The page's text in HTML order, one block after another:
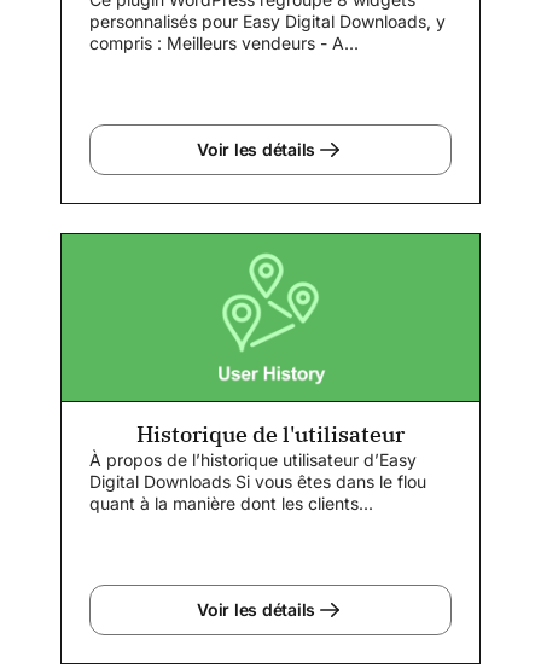
personnalisés pour Easy Digital Downloads, y
compris : Meilleurs vendeurs - A...
Voir les détails
Historique de l'utilisateur
À propos de l’historique utilisateur d’Easy
Digital Downloads Si vous êtes dans le flou
quant à la manière dont les clients...
Voir les détails